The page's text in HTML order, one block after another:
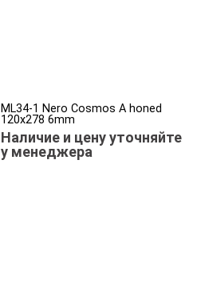
ML34-1 Nero Cosmos A honed
120x278 6mm
Наличие и цену уточняйте
у менеджера